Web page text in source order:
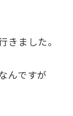
ました。
んですが